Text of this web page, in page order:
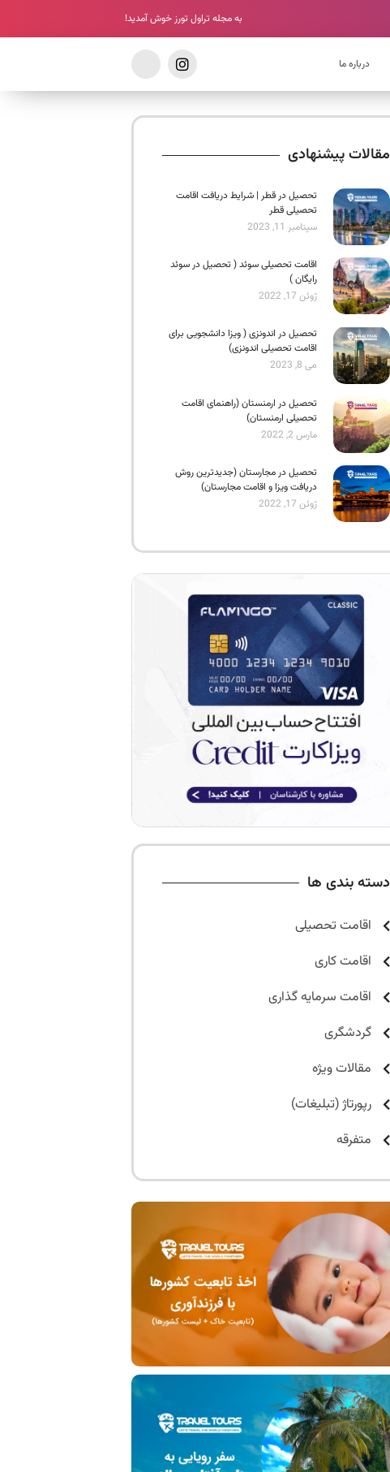
به مجله تراول تورز خوش آمدید!
درباره ما
مقالات پیشنهادی
تحصیل در قطر | شرایط دریافت اقامت
تحصیلی قطر
سپتامبر 11, 2023
اقامت تحصیلی سوئد ( تحصیل در سوئد
رایگان )
ژوئن 17, 2022
تحصیل در اندونزی ( ویزا دانشجویی برای
اقامت تحصیلی اندونزی)
می 8, 2023
تحصیل در ارمنستان (راهنمای اقامت
تحصیلی ارمنستان)
مارس 2, 2022
تحصیل در مجارستان (جدیدترین روش
دریافت ویزا و اقامت مجارستان)
ژوئن 17, 2022
دسته بندی ها
اقامت تحصیلی
اقامت کاری
اقامت سرمایه گذاری
گردشگری
مقالات ویژه
رپورتاژ (تبلیغات)
متفرقه